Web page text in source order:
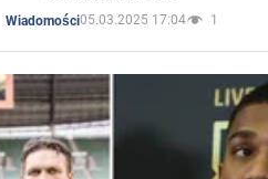
Wiadomości05.03.2025 17:04 1